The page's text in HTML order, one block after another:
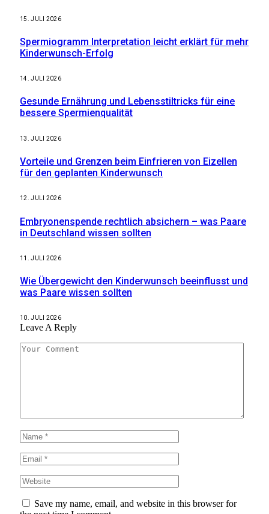
15. JULI 2026
Spermiogramm Interpretation leicht erklärt für mehr
Kinderwunsch-Erfolg
14. JULI 2026
Gesunde Ernährung und Lebensstiltricks für eine
bessere Spermienqualität
13. JULI 2026
Vorteile und Grenzen beim Einfrieren von Eizellen
für den geplanten Kinderwunsch
12. JULI 2026
Embryonenspende rechtlich absichern – was Paare
in Deutschland wissen sollten
11. JULI 2026
Wie Übergewicht den Kinderwunsch beeinflusst und
was Paare wissen sollten
10. JULI 2026
Leave A Reply
Save my name, email, and website in this browser for